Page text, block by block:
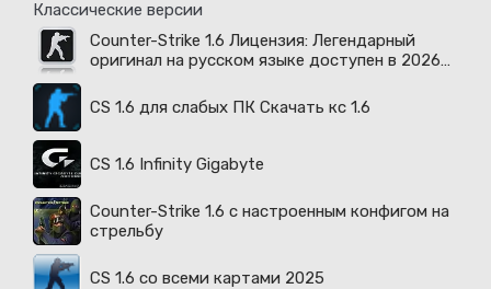
Классические версии
Counter-Strike 1.6 Лицензия: Легендарный
оригинал на русском языке доступен в 2026
CS 1.6 для слабых ПК Скачать кс 1.6
CS 1.6 Infinity Gigabyte
Counter-Strike 1.6 с настроенным конфигом на
стрельбу
CS 1.6 со всеми картами 2025